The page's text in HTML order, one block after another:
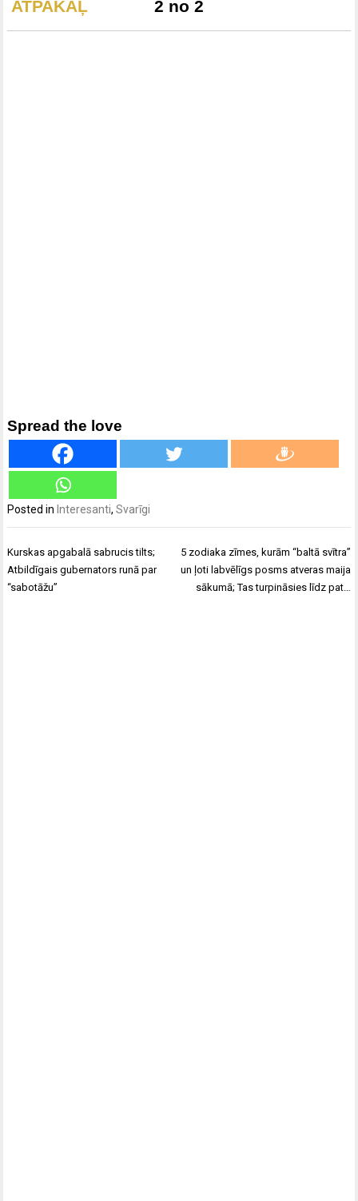
ATPAKAĻ 2 no 2
Spread the love
Posted in Interesanti,Svarīgi
Ziņu
izvēlne
Kurskas apgabalā sabrucis tilts;
Atbildīgais gubernators runā par
“sabotāžu”
5 zodiaka zīmes, kurām “baltā svītra”
un ļoti labvēlīgs posms atveras maija
sākumā; Tas turpināsies līdz pat…